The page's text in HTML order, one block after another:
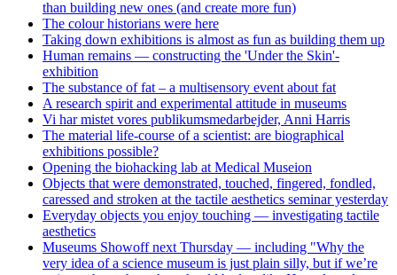
than building new ones (and create more fun)
The colour historians were here
Taking down exhibitions is almost as fun as building them up
Human remains — constructing the 'Under the Skin'-
exhibition
The substance of fat – a multisensory event about fat
A research spirit and experimental attitude in museums
Vi har mistet vores publikumsmedarbejder, Anni Harris
The material life-course of a scientist: are biographical
exhibitions possible?
Opening the biohacking lab at Medical Museion
Objects that were demonstrated, touched, fingered, fondled,
caressed and stroken at the tactile aesthetics seminar yesterday
Everyday objects you enjoy touching — investigating tactile
aesthetics
Museums Showoff next Thursday — including "Why the
very idea of a science museum is just plain silly, but if we’re